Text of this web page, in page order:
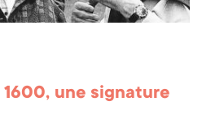
une signature